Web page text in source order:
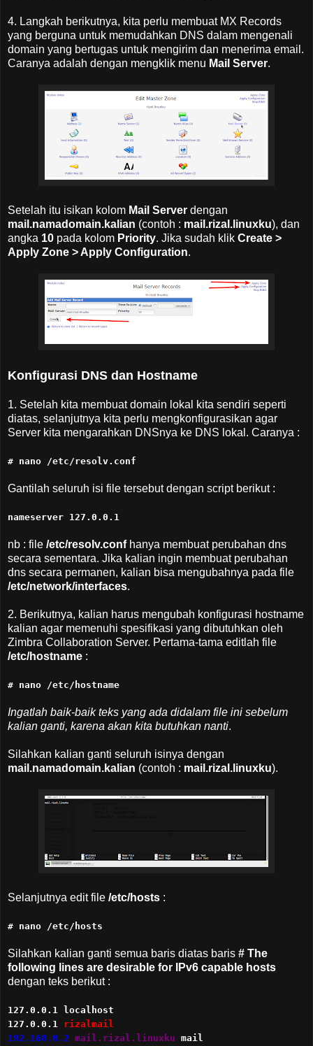
4. Langkah berikutnya, kita perlu membuat MX Records
yang berguna untuk memudahkan DNS dalam mengenali
domain yang bertugas untuk mengirim dan menerima email.
Caranya adalah dengan mengklik menu Mail Server.
Setelah itu isikan kolom Mail Server dengan
mail.namadomain.kalian (contoh : mail.rizal.linuxku), dan
angka 10 pada kolom Priority. Jika sudah klik Create >
Apply Zone > Apply Configuration.
Konfigurasi DNS dan Hostname
1. Setelah kita membuat domain lokal kita sendiri seperti
diatas, selanjutnya kita perlu mengkonfigurasikan agar
Server kita mengarahkan DNSnya ke DNS lokal. Caranya :
# nano /etc/resolv.conf
Gantilah seluruh isi file tersebut dengan script berikut :
nameserver 127.0.0.1
nb : file /etc/resolv.confhanya membuat perubahan dns
secara sementara. Jika kalian ingin membuat perubahan
dns secara permanen, kalian bisa mengubahnya pada file
/etc/network/interfaces.
2. Berikutnya, kalian harus mengubah konfigurasi hostname
kalian agar memenuhi spesifikasi yang dibutuhkan oleh
Zimbra Collaboration Server. Pertama-tama editlah file
/etc/hostname :
# nano /etc/hostname
Ingatlah baik-baik teks yang ada didalam file ini sebelum
kalian ganti, karena akan kita butuhkan nanti.
Silahkan kalian ganti seluruh isinya dengan
mail.namadomain.kalian (contoh : mail.rizal.linuxku).
Selanjutnya edit file /etc/hosts :
# nano /etc/hosts
Silahkan kalian ganti semua baris diatas baris # The
following lines are desirable for IPv6 capable hosts
dengan teks berikut :
127.0.0.1 localhost
127.0.0.1 rizalmail
192.168.0.2 mail.rizal.linuxku mail